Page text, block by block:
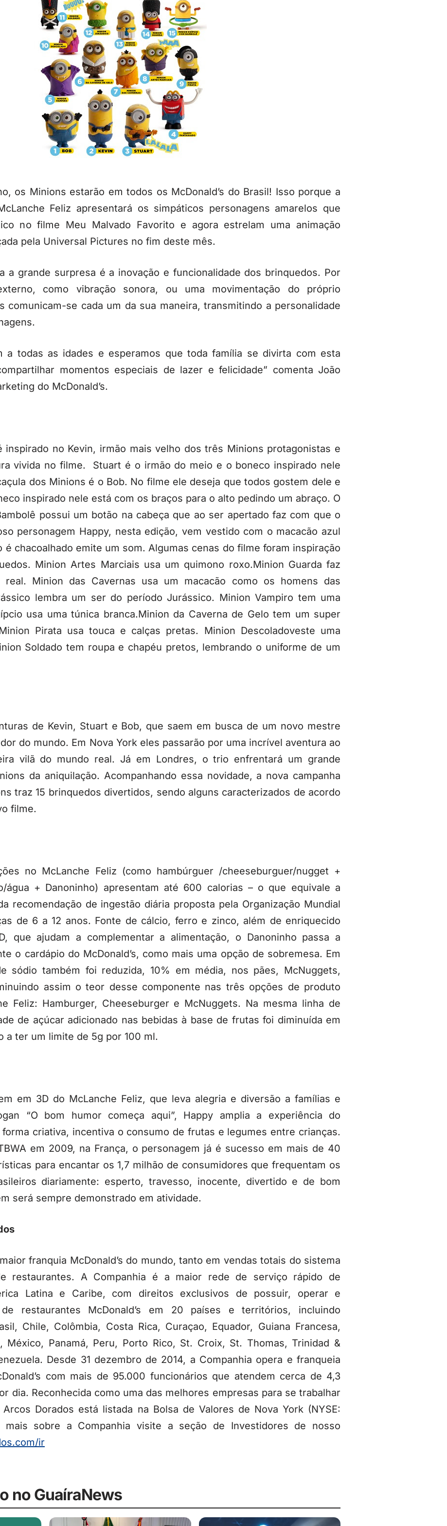
os Minions estarão em todos os McDonald’s do Brasil! Isso porque a
Feliz apresentará os simpáticos personagens amarelos que
no filme Meu Malvado Favorito e agora estrelam uma animação
pela Universal Pictures no fim deste mês.
a grande surpresa é a inovação e funcionalidade dos brinquedos. Por
como vibração sonora, ou uma movimentação do próprio
comunicam-se cada um da sua maneira, transmitindo a personalidade
a todas as idades e esperamos que toda família se divirta com esta
momentos especiais de lazer e felicidade” comenta João
do McDonald’s.
inspirado no Kevin, irmão mais velho dos três Minions protagonistas e
vivida no filme. Stuart é o irmão do meio e o boneco inspirado nele
dos Minions é o Bob. No filme ele deseja que todos gostem dele e
inspirado nele está com os braços para o alto pedindo um abraço. O
possui um botão na cabeça que ao ser apertado faz com que o
personagem Happy, nesta edição, vem vestido com o macacão azul
é chacoalhado emite um som. Algumas cenas do filme foram inspiração
Minion Artes Marciais usa um quimono roxo.Minion Guarda faz
real. Minion das Cavernas usa um macacão como os homens das
lembra um ser do período Jurássico. Minion Vampiro tem uma
usa uma túnica branca.Minion da Caverna de Gelo tem um super
Pirata usa touca e calças pretas. Minion Descoladoveste uma
Soldado tem roupa e chapéu pretos, lembrando o uniforme de um
de Kevin, Stuart e Bob, que saem em busca de um novo mestre
do mundo. Em Nova York eles passarão por uma incrível aventura ao
vilã do mundo real. Já em Londres, o trio enfrentará um grande
da aniquilação. Acompanhando essa novidade, a nova campanha
traz 15 brinquedos divertidos, sendo alguns caracterizados de acordo
filme.
no McLanche Feliz (como hambúrguer /cheeseburguer/nugget +
água + Danoninho) apresentam até 600 calorias – o que equivale a
recomendação de ingestão diária proposta pela Organização Mundial
de 6 a 12 anos. Fonte de cálcio, ferro e zinco, além de enriquecido
que ajudam a complementar a alimentação, o Danoninho passa a
o cardápio do McDonald’s, como mais uma opção de sobremesa. Em
sódio também foi reduzida, 10% em média, nos pães, McNuggets,
assim o teor desse componente nas três opções de produto
Feliz: Hamburger, Cheeseburger e McNuggets. Na mesma linha de
de açúcar adicionado nas bebidas à base de frutas foi diminuída em
a ter um limite de 5g por 100 ml.
em 3D do McLanche Feliz, que leva alegria e diversão a famílias e
“O bom humor começa aqui”, Happy amplia a experiência do
criativa, incentiva o consumo de frutas e legumes entre crianças.
em 2009, na França, o personagem já é sucesso em mais de 40
para encantar os 1,7 milhão de consumidores que frequentam os
diariamente: esperto, travesso, inocente, divertido e de bom
será sempre demonstrado em atividade.
franquia McDonald’s do mundo, tanto em vendas totais do sistema
restaurantes. A Companhia é a maior rede de serviço rápido de
Latina e Caribe, com direitos exclusivos de possuir, operar e
restaurantes McDonald’s em 20 países e territórios, incluindo
Chile, Colômbia, Costa Rica, Curaçao, Equador, Guiana Francesa,
México, Panamá, Peru, Porto Rico, St. Croix, St. Thomas, Trinidad &
Desde 31 dezembro de 2014, a Companhia opera e franqueia
com mais de 95.000 funcionários que atendem cerca de 4,3
dia. Reconhecida como uma das melhores empresas para se trabalhar
Dorados está listada na Bolsa de Valores de Nova York (NYSE:
sobre a Companhia visite a seção de Investidores de nosso
ir
no GuaíraNews